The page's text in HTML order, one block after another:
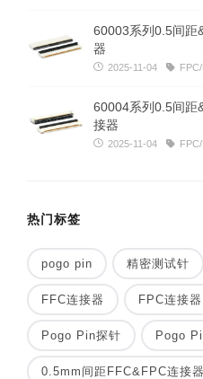
60003系列0.5间距
器
2025-11-04
60004系列0.5间距
接器
2025-11-04
热门标签
pogo pin 精密测试针
FFC连接器 FPC连接器
Pogo Pin探针 Pogo
0.5mm间距FFC&FPC连接器